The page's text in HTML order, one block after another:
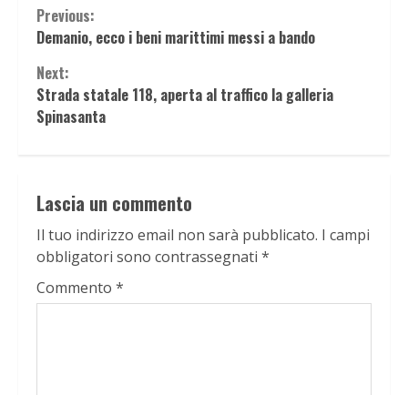
Continue
Reading
Previous:
Demanio, ecco i beni marittimi messi a bando
Next:
Strada statale 118, aperta al traffico la galleria
Spinasanta
Lascia un commento
Il tuo indirizzo email non sarà pubblicato. I campi
obbligatori sono contrassegnati *
Commento *